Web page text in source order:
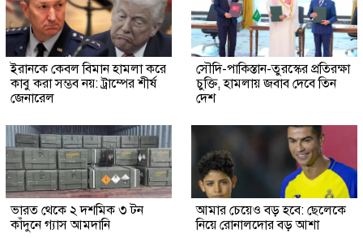
ইরানকে কেবল বিমান হামলা করে
কাবু করা সম্ভব নয়: ট্রাম্পের শীর্ষ
জেনারেল
সৌদি-পাকিস্তান-তুরস্কের প্রতিরক্ষা
চুক্তি, হামলায় জবাব দেবে তিন
দেশ
ভারত থেকে ২ দশমিক ৩ টন
কাঁদুনে গ্যাস আমদানি
আমার চেয়েও বড় হবে: ছেলেকে
নিয়ে রোনালদোর বড় আশা